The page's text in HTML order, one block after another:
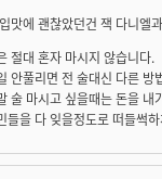
맛에 괜찮았던건 잭 다니엘
절대 혼자 마시지 않습니다.
안풀리면 전 술대신 다른 방
술 마시고 싶을때는 돈을 내
들을 다 잊을정도로 떠들썩